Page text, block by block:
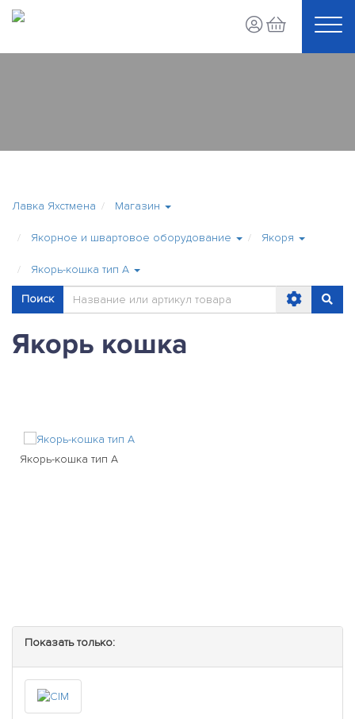
Лавка Яхстмена Магазин
Якорное и швартовое оборудование Якоря
Якорь-кошка тип А
Поиск
Якорь кошка
Якорь-кошка тип А
Показать только: